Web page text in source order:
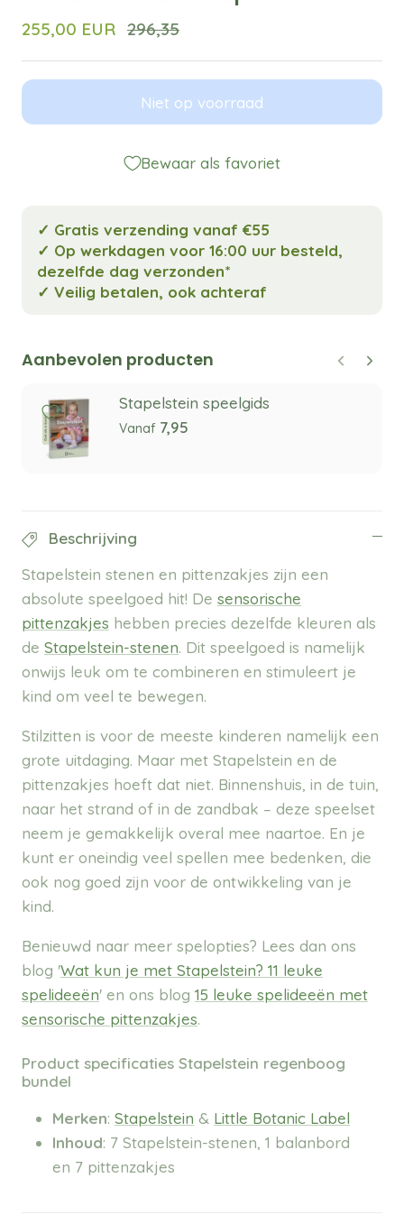
255,00 EUR 296,35
Niet op voorraad
Bewaar als favoriet
✓ Gratis verzending vanaf €55
✓ Op werkdagen voor 16:00 uur besteld,
dezelfde dag verzonden*
✓ Veilig betalen, ook achteraf
Aanbevolen producten
Stapelstein speelgids
Vanaf 7,95
Beschrijving
Stapelstein stenen en pittenzakjes zijn een
absolute speelgoed hit! De sensorische
pittenzakjes hebben precies dezelfde kleuren als
de Stapelstein-stenen. Dit speelgoed is namelijk
onwijs leuk om te combineren en stimuleert je
kind om veel te bewegen.
Stilzitten is voor de meeste kinderen namelijk een
grote uitdaging. Maar met Stapelstein en de
pittenzakjes hoeft dat niet. Binnenshuis, in de tuin,
naar het strand of in de zandbak – deze speelset
neem je gemakkelijk overal mee naartoe. En je
kunt er oneindig veel spellen mee bedenken, die
ook nog goed zijn voor de ontwikkeling van je
kind.
Benieuwd naar meer spelopties? Lees dan ons
blog 'Wat kun je met Stapelstein? 11 leuke
spelideeën' en ons blog 15 leuke spelideeën met
sensorische pittenzakjes.
Product specificaties Stapelstein regenboog
bundel
Merken: Stapelstein & Little Botanic Label
Inhoud: 7 Stapelstein-stenen, 1 balanbord
en 7 pittenzakjes